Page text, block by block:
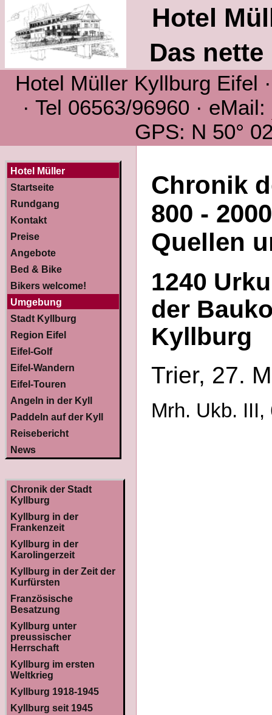
Hotel
Das
Hotel Müller Kyllburg Eifel
· Tel 06563/96960 · eMail:
GPS: N 50°
Hotel Müller
Startseite
Rundgang
Kontakt
Preise
Angebote
Bed & Bike
Bikers welcome!
Umgebung
Stadt Kyllburg
Region Eifel
Eifel-Golf
Eifel-Wandern
Eifel-Touren
Angeln in der Kyll
Paddeln auf der Kyll
Reisebericht
News
Chronik der Stadt
Kyllburg
Kyllburg in der
Frankenzeit
Kyllburg in der
Karolingerzeit
Kyllburg in der Zeit der
Kurfürsten
Französische
Besatzung
Kyllburg unter
preussischer
Herrschaft
Kyllburg im ersten
Weltkrieg
Kyllburg 1918-1945
Kyllburg seit 1945
Chronik
800 - 2000
Quellen
1240
der
Kyllburg
Trier, 27.
Mrh. Ukb. III,